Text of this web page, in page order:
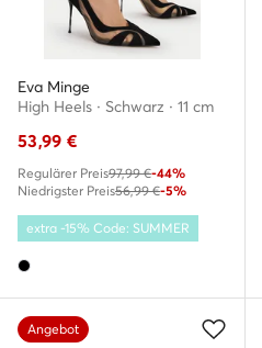
Eva Minge
High Heels · Schwarz · 11 cm
53,99 €
Regulärer Preis97,99 €-44%
Niedrigster Preis56,99 €-5%
extra -15% Code: SUMMER
Angebot